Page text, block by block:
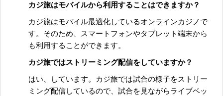
カジ旅はモバイルから利用することはできますか？
カジ旅はモバイル最適化しているオンラインカジノで
す。そのため、スマートフォンやタブレット端末から
も利用することができます。
カジ旅ではストリーミング配信をしていますか？
はい、しています。カジ旅では試合の様子をストリー
ミング配信しているので、試合を見ながらライブベッ